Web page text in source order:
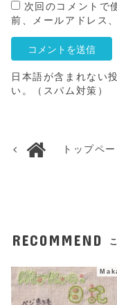
次回のコメントで
前、メールアドレス
日本語が含まれない
い。（スパム対策）
トップペ
RECOMMEND